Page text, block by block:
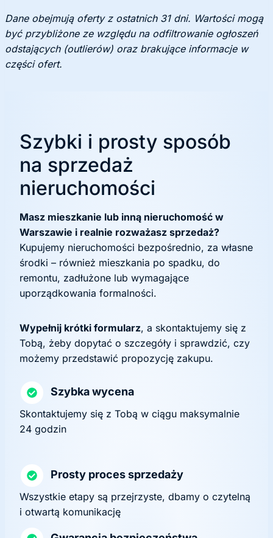
Dane obejmują oferty z ostatnich 31 dni. Wartości mogą
być przybliżone ze względu na odfiltrowanie ogłoszeń
odstających (outlierów) oraz brakujące informacje w
części ofert.
Szybki i prosty sposób
na sprzedaż
nieruchomości
Masz mieszkanie lub inną nieruchomość w
Warszawie i realnie rozważasz sprzedaż?
Kupujemy nieruchomości bezpośrednio, za własne
środki – również mieszkania po spadku, do
remontu, zadłużone lub wymagające
uporządkowania formalności.
Wypełnij krótki formularz, a skontaktujemy się z
Tobą, żeby dopytać o szczegóły i sprawdzić, czy
możemy przedstawić propozycję zakupu.
Szybka wycena
Skontaktujemy się z Tobą w ciągu maksymalnie
24 godzin
Prosty proces sprzedaży
Wszystkie etapy są przejrzyste, dbamy o czytelną
i otwartą komunikację